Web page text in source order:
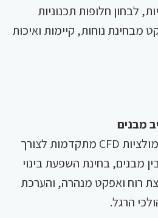
לבחון חלופות תכנוניות
מבחינת נוחות, קיימות ואיכות
מבנים
המערכת מבצעת סימולציות CFD מתקדמות לצורך
מבנים, בחינת השפעת בינוי
רוח ואפקט מנהרה, והערכת
הרגל.